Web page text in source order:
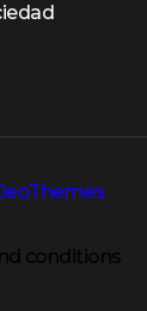
conditions